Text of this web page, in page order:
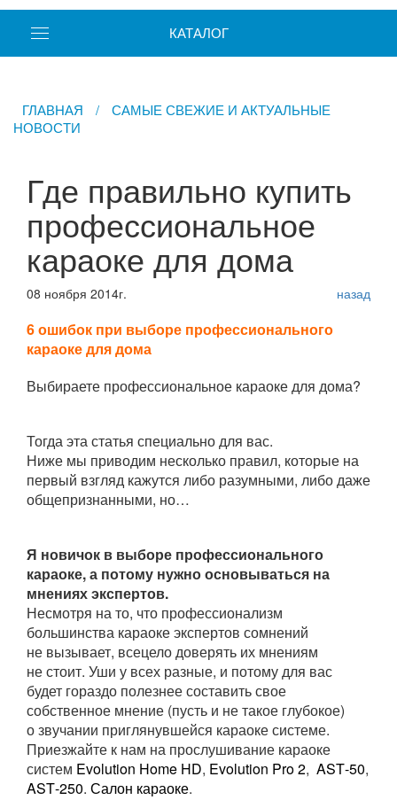
КАТАЛОГ
ГЛАВНАЯ /
САМЫЕ СВЕЖИЕ И АКТУАЛЬНЫЕ
НОВОСТИ
Где правильно купить
профессиональное
караоке для дома
назад
08 ноября 2014г.
6 ошибок при выборе профессионального
караоке для дома
Выбираете профессиональное караоке для дома?
Тогда эта статья специально для вас.
Ниже мы приводим несколько правил, которые на
первый взгляд кажутся либо разумными, либо даже
общепризнанными, но…
Я новичок в выборе профессионального
караоке, а потому нужно основываться на
мнениях экспертов.
Несмотря на то, что профессионализм
большинства караоке экспертов сомнений
не вызывает, всецело доверять их мнениям
не стоит. Уши у всех разные, и потому для вас
будет гораздо полезнее составить свое
собственное мнение (пусть и не такое глубокое)
о звучании приглянувшейся караоке системе.
Приезжайте к нам на прослушивание караоке
систем Evolution Home HD, Evolution Pro2, AST-50,
AST-250. Салон караоке.